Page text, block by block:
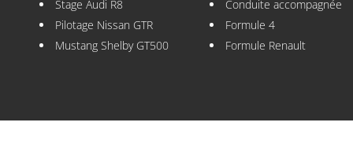
Stage Audi R8
Pilotage Nissan GTR
Mustang Shelby GT500
Conduite accompagnée
Formule 4
Formule Renault